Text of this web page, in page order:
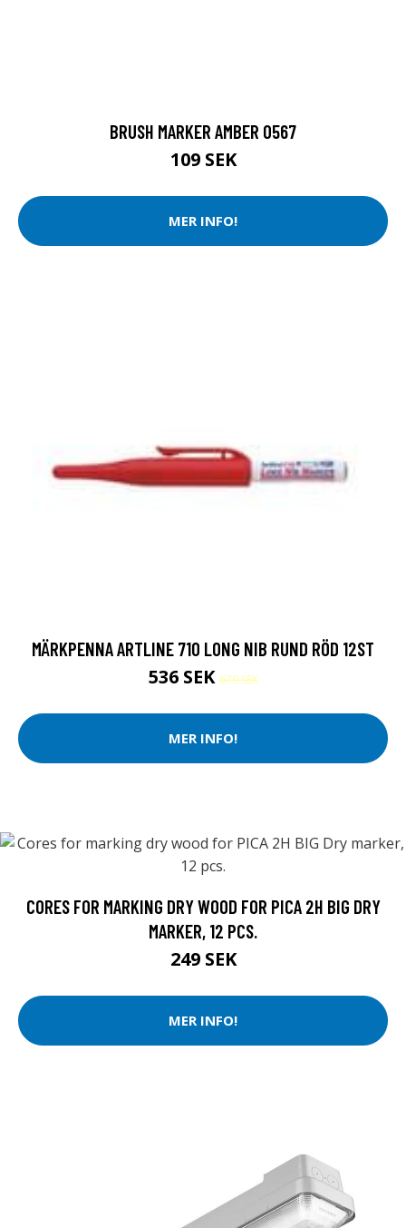
BRUSH MARKER AMBER O567
109 SEK
MER INFO!
MÄRKPENNA ARTLINE 710 LONG NIB RUND RÖD 12ST
536 SEK679 SEK
MER INFO!
CORES FOR MARKING DRY WOOD FOR PICA 2H BIG DRY
MARKER, 12 PCS.
249 SEK
MER INFO!